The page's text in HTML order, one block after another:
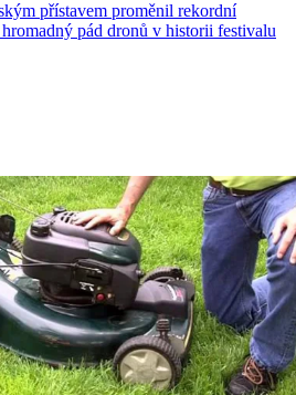
přístavem proměnil rekordní
pád dronů v historii festivalu